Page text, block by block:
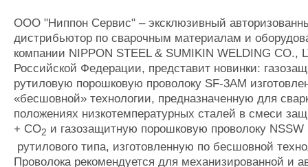
ООО "Ниппон Сервис" – эксклюзивный
дистрибьютор по сварочным материалам и
компании NIPPON STEEL & SUMIKIN WELDING CO.,
Российской Федерации, представит новинки:
рутиловую порошковую проволоку SF-3AM
«бесшовной» технологии, предназначенную для
положениях низкотемпературных сталей в смеси
+ СО2 и газозащитную порошковую проволоку NSSW
рутилового типа, изготовленную по бесшовной
Проволока рекомендуется для механизированной и